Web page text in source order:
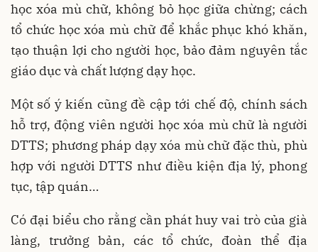
học xóa mù chữ, không bỏ học giữa chừng; cách
tổ chức học xóa mù chữ để khắc phục khó khăn,
tạo thuận lợi cho người học, bảo đảm nguyên tắc
giáo dục và chất lượng dạy học.
Một số ý kiến cũng đề cập tới chế độ, chính sách
hỗ trợ, động viên người học xóa mù chữ là người
DTTS; phương pháp dạy xóa mù chữ đặc thù, phù
hợp với người DTTS như điều kiện địa lý, phong
tục, tập quán…
Có đại biểu cho rằng cần phát huy vai trò của già
làng, trưởng bản, các tổ chức, đoàn thể địa